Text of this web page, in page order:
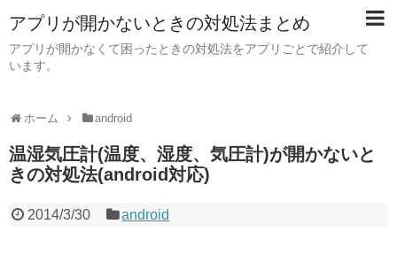
アプリが開かないときの対処法まとめ
アプリが開かなくて困ったときの対処法をアプリごとで紹介して
います。
ホーム android
温湿気圧計(温度、湿度、気圧計)が開かないと
きの対処法(android対応)
2014/3/30 android